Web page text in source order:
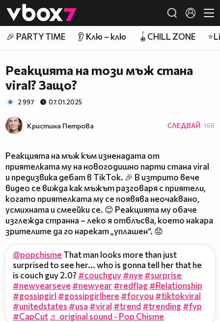
👾
🎉 PARTY TIME 👂 Клю – клю 🪀CHILL ZONE
Реакцията на този мъж стана
viral? Защо?
2 997 07.01.2025
Кристина Петрова СЛЕДВАЙ 166
Реакцията на мъж към изненадата от
приятелката му на новогодишно парти стана viral
и предизвика дебат в TikTok. 🎉 В изтрито вече
видео се вижда как мъжът разговаря с приятели,
когато приятелката му се появява неочаквано,
усмихната и смеейки се. 😊 Реакцията му обаче
изглежда странна – леко я отблъсва, което накара
зрителите да го нарекат „уплашен“. 😟
@popchisme That man looks more than just
surprised to see her... who is gonna tell her that he
is couch guy 2.0? #couchguy#nye #surprise
#newyearseve #newyear#redflag #Relationship
#gossipgirl #gossipgirlhere #foryou #tiktokviral
#unitedstates #usa #viral #trend #trending #fyp
#CapCut ♬ original sound - Pop Chisme